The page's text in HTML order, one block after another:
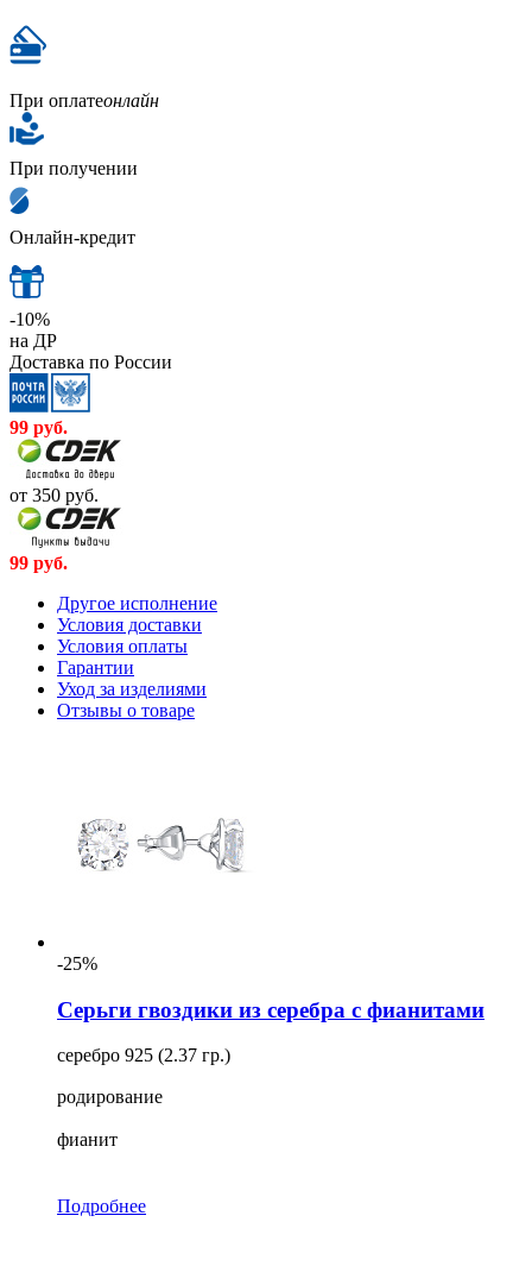
При оплатеонлайн
При получении
Онлайн-кредит
-10%
на ДР
Доставка по России
99 руб.
от 350 руб.
99 руб.
Другое исполнение
Условия доставки
Условия оплаты
Гарантии
Уход за изделиями
Отзывы о товаре
-25%
Серьги гвоздики из серебра с фианитами
серебро 925 (2.37 гр.)
родирование
фианит
Подробнее